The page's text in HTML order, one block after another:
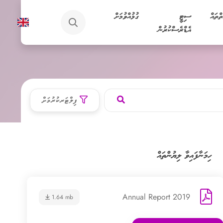
ސިޓީ
އެޑްރެސްކުރުން
ގުޅުއްވުމަށް
ފިލްޓަރކުރުމަށް
ހިމަނާފައިވާ ލިޔުންތައް
Annual Report 2019
1.64 mb